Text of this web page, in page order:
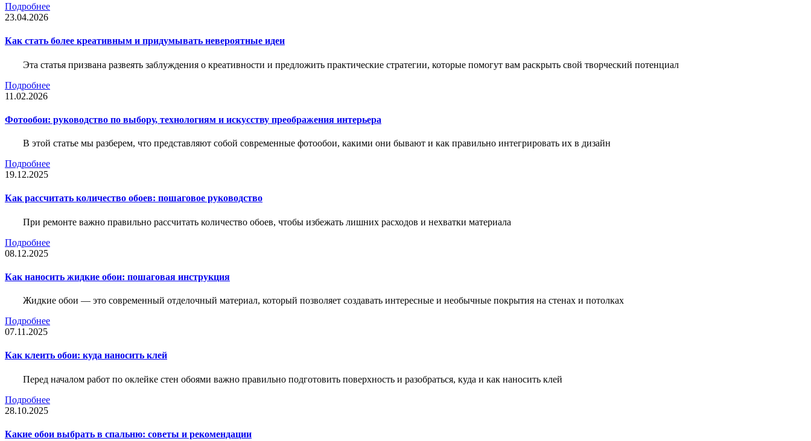
Подробнее
23.04.2026
Как стать более креативным и придумывать невероятные идеи
Эта статья призвана развеять заблуждения о креативности и предложить практические стратегии, которые помогут вам раскрыть свой творческий потенциал
Подробнее
11.02.2026
Фотообои: руководство по выбору, технологиям и искусству преображения интерьера
В этой статье мы разберем, что представляют собой современные фотообои, какими они бывают и как правильно интегрировать их в дизайн
Подробнее
19.12.2025
Как рассчитать количество обоев: пошаговое руководство
При ремонте важно правильно рассчитать количество обоев, чтобы избежать лишних расходов и нехватки материала
Подробнее
08.12.2025
Как наносить жидкие обои: пошаговая инструкция
Жидкие обои — это современный отделочный материал, который позволяет создавать интересные и необычные покрытия на стенах и потолках
Подробнее
07.11.2025
Как клеить обои: куда наносить клей
Перед началом работ по оклейке стен обоями важно правильно подготовить поверхность и разобраться, куда и как наносить клей
Подробнее
28.10.2025
Какие обои выбрать в спальню: советы и рекомендации